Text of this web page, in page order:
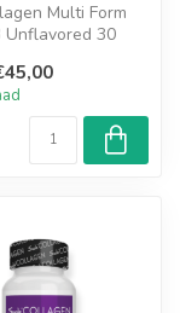
Multi Form
Unflavored 30